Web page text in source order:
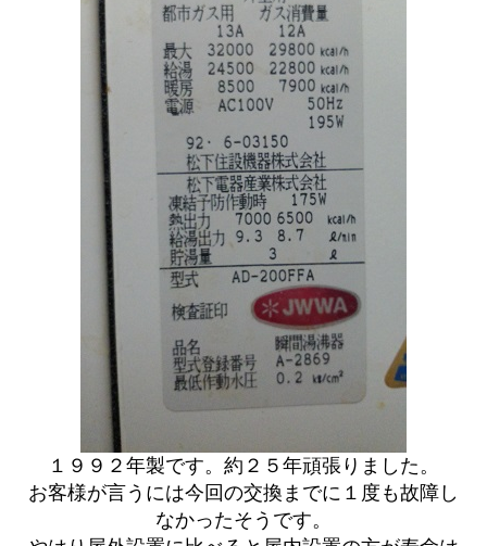
１９９２年製です。約２５年頑張りました。
お客様が言うには今回の交換までに１度も故障し
なかったそうです。